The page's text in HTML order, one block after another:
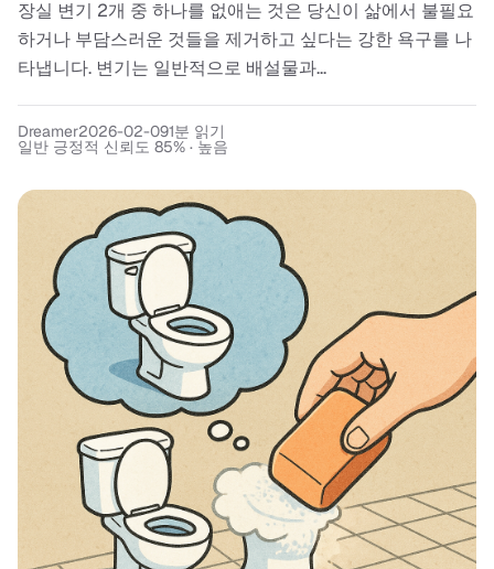
장실 변기 2개 중 하나를 없애는 것은 당신이 삶에서 불필요
하거나 부담스러운 것들을 제거하고 싶다는 강한 욕구를 나
타냅니다. 변기는 일반적으로 배설물과...
Dreamer2026-02-091분 읽기
일반 긍정적 신뢰도 85% · 높음